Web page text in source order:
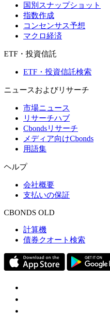
国別スナップショット
指数作成
コンセンサス予想
マクロ経済
ETF・投資信託
ETF・投資信託検索
ニュースおよびリサーチ
市場ニュース
リサーチハブ
Cbondsリサーチ
メディア向けCbonds
用語集
ヘルプ
会社概要
支払いの保証
CBONDS OLD
計算機
債券クオート検索